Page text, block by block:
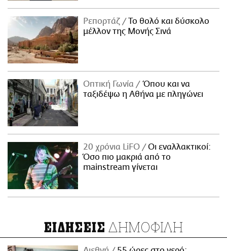
Ρεπορτάζ
Το θολό και δύσκολο
μέλλον της Μονής Σινά
Οπτική Γωνία
Όπου και να
ταξιδέψω η Αθήνα με πληγώνει
20 χρόνια LiFO
Οι εναλλακτικοί:
Όσο πιο μακριά από το
mainstream γίνεται
ΕΙΔΗΣΕΙΣ ΔΗΜΟΦΙΛΗ